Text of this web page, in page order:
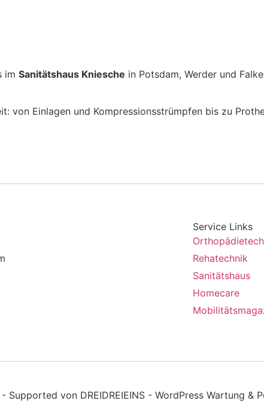
im Sanitätshaus Kniesche in Potsdam, Werder und
von Einlagen und Kompressionsstrümpfen bis zu
Service Links
Rehatechnik
Sanitätshaus
Homecare
Supported von DREIDREIEINS - WordPress Wartung &